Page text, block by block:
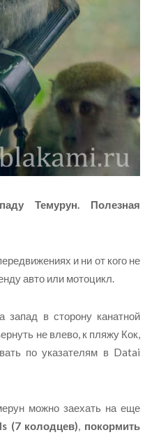
Темурун. Полезная
и ни от кого не
авто или мотоцикл.
в сторону канатной
не влево, к пляжу Кок,
по указателям в Datai
можно заехать на еще
(7 колодцев), покормить